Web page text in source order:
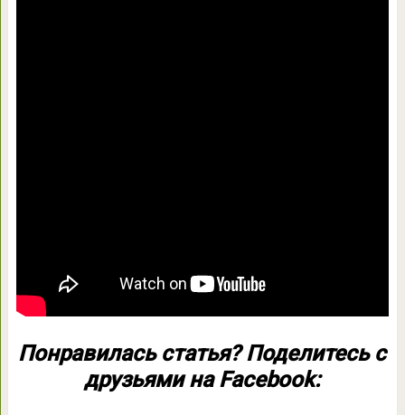
Понравилась статья? Поделитесь с
друзьями на Facebook: